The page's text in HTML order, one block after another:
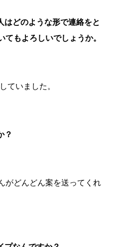
はどのような形で連絡をと
もよろしいでしょうか。
ていました。
？
がどんどん案を送ってくれ